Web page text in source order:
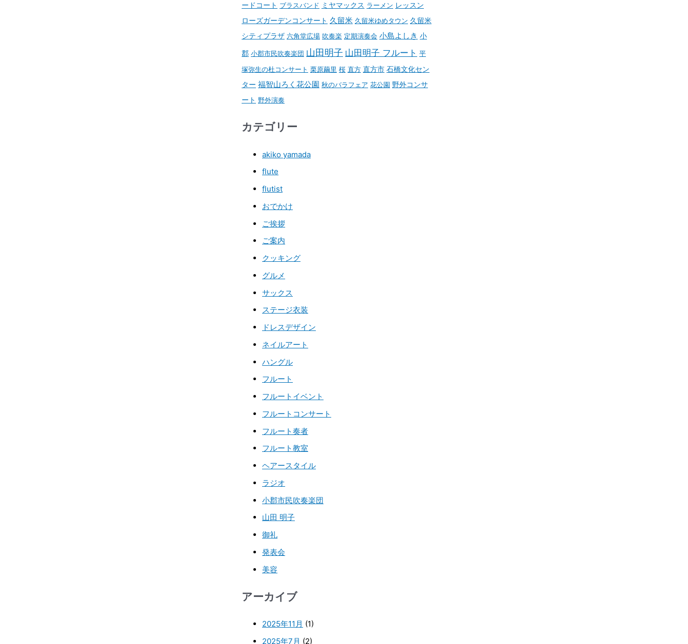
ードコート ブラスバンド ミヤマックス ラーメン レッスン
ローズガーデンコンサート 久留米 久留米ゆめタウン 久留米
シティプラザ 六角堂広場 吹奏楽 定期演奏会 小島よしき 小
郡 小郡市民吹奏楽団 山田明子 山田明子 フルート 平
塚弥生の杜コンサート 栗原繭里 桜 直方 直方市 石橋文化セン
ター 福智山ろく花公園 秋のバラフェア 花公園 野外コンサ
ート 野外演奏
カテゴリー
akiko yamada
flute
flutist
おでかけ
ご挨拶
ご案内
クッキング
グルメ
サックス
ステージ衣装
ドレスデザイン
ネイルアート
ハングル
フルート
フルートイベント
フルートコンサート
フルート奏者
フルート教室
ヘアースタイル
ラジオ
小郡市民吹奏楽団
山田 明子
御礼
発表会
美容
アーカイブ
2025年11月 (1)
2025年7月 (2)